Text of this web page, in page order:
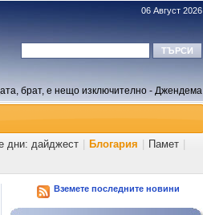
06 Август 2026
брат, е нещо изключително - Джендема
дни: дайджест Блогария Памет
Вземете последните новини